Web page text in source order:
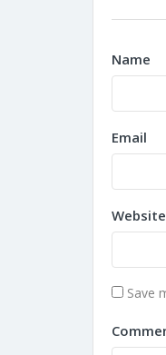
Name
Email
Website
Save